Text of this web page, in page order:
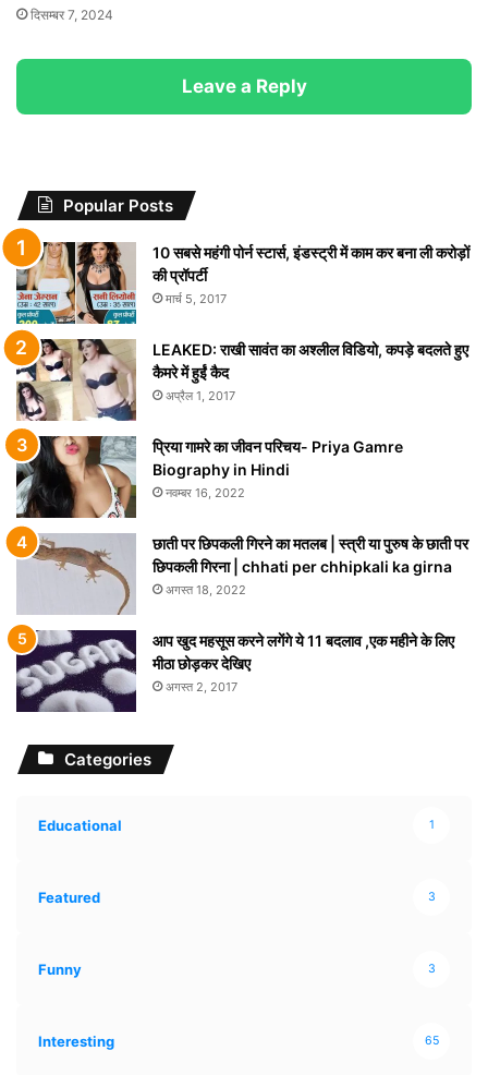
दिसम्बर 7, 2024
Leave a Reply
Popular Posts
10 सबसे महंगी पोर्न स्टार्स, इंडस्ट्री में काम कर बना ली करोड़ों
की प्रॉपर्टी
मार्च 5, 2017
LEAKED: राखी सावंत का अश्लील विडियो, कपड़े बदलते हुए
कैमरे में हुईं कैद
अप्रैल 1, 2017
प्रिया गामरे का जीवन परिचय- Priya Gamre
Biography in Hindi
नवम्बर 16, 2022
छाती पर छिपकली गिरने का मतलब | स्त्री या पुरुष के छाती पर
छिपकली गिरना | chhati per chhipkali ka girna
अगस्त 18, 2022
आप खुद महसूस करने लगेंगे ये 11 बदलाव ,एक महीने के लिए
मीठा छोड़कर देखिए
अगस्त 2, 2017
Categories
Educational 1
Featured 3
Funny 3
Interesting 65